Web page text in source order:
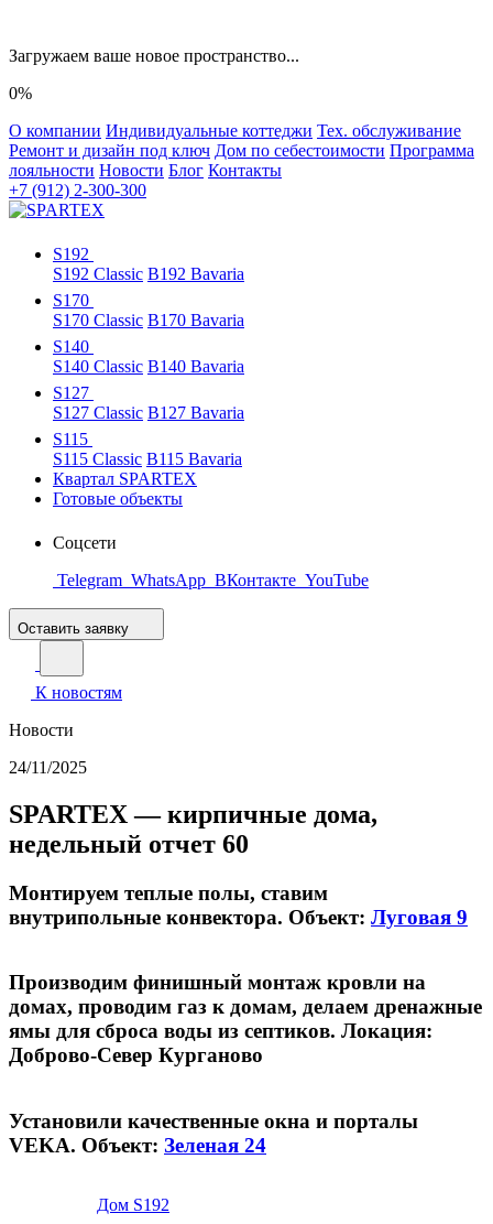
Загружаем ваше новое пространство...
0%
О компании Индивидуальные коттеджи Тех. обслуживание
Ремонт и дизайн под ключ Дом по себестоимости Программа
лояльности Новости Блог Контакты
+7 (912) 2-300-300
S192
S192 Classic B192 Bavaria
S170
S170 Classic B170 Bavaria
S140
S140 Classic B140 Bavaria
S127
S127 Classic B127 Bavaria
S115
S115 Classic B115 Bavaria
Квартал SPARTEX
Готовые объекты
Соцсети
Telegram WhatsApp ВКонтакте YouTube
Оставить заявку
К новостям
Новости
24/11/2025
SPARTEX — кирпичные дома,
недельный отчет 60
Монтируем теплые полы, ставим
внутрипольные конвектора. Объект: Луговая 9
Производим финишный монтаж кровли на
домах, проводим газ к домам, делаем дренажные
ямы для сброса воды из септиков. Локация:
Доброво-Север Курганово
Установили качественные окна и порталы
VEKA. Объект: Зеленая 24
Дом S192